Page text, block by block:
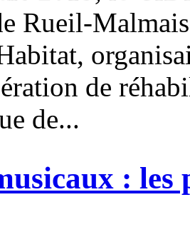
Rueil-
de
de...
: les